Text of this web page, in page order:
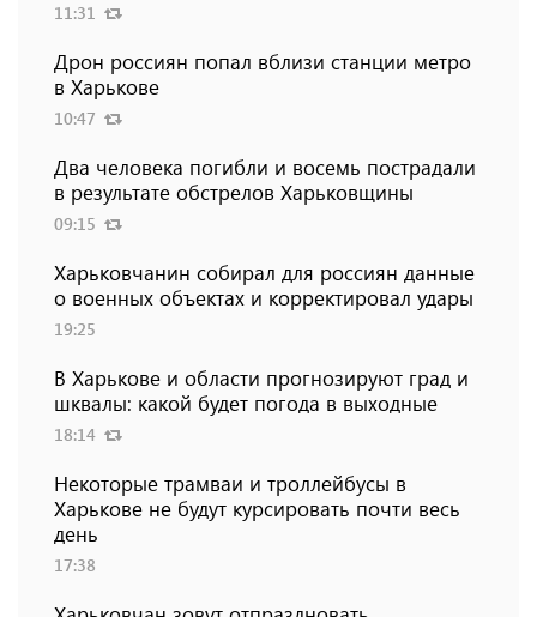
11:31
Дрон россиян попал вблизи станции метро
в Харькове
10:47
Два человека погибли и восемь пострадали
в результате обстрелов Харьковщины
09:15
Харьковчанин собирал для россиян данные
о военных объектах и ​​корректировал удары
19:25
В Харькове и области прогнозируют град и
шквалы: какой будет погода в выходные
18:14
Некоторые трамваи и троллейбусы в
Харькове не будут курсировать почти весь
день
17:38